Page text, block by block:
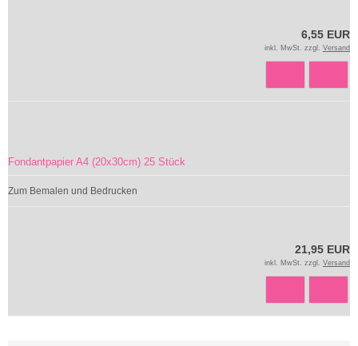
6,55 EUR
inkl. MwSt. zzgl. Versand
Fondantpapier A4 (20x30cm) 25 Stück
Zum Bemalen und Bedrucken
21,95 EUR
inkl. MwSt. zzgl. Versand